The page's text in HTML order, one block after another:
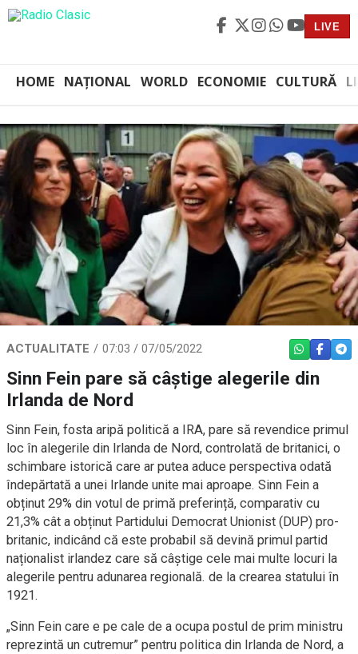
LIVE
HOME NAȚIONAL WORLD ECONOMIE CULTURĂ
ACTUALITATE 07:03 / 07/05/2022 WHATSAPP
Sinn Fein pare să câștige alegerile din
Irlanda de Nord
Sinn Fein, fosta aripă politică a IRA, pare să revendice primul
loc în alegerile din Irlanda de Nord, controlată de britanici, o
schimbare istorică care ar putea aduce perspectiva odată
îndepărtată a unei Irlande unite mai aproape. Sinn Fein a
obținut 29% din votul de primă preferință, comparativ cu
21,3% cât a obținut Partidului Democrat Unionist (DUP) pro-
britanic, indicând că este probabil să devină primul partid
naționalist irlandez care să câștige cele mai multe locuri la
alegerile pentru adunarea regională. de la crearea statului în
1921.
„Sinn Fein care e pe cale de a ocupa postul de prim ministru
reprezintă un cutremur” pentru politica din Irlanda de Nord, a